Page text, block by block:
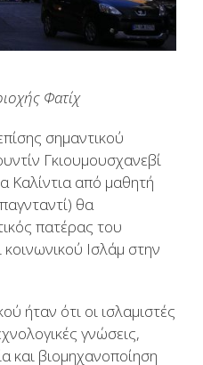
Φατίχ
σημαντικού
Γκιουμουσχανεβί
Καλίντια από μαθητή
θα
πατέρας του
Ισλάμ στην
ήταν ότι οι ισλαμιστές
γνώσεις,
και βιομηχανοποίηση